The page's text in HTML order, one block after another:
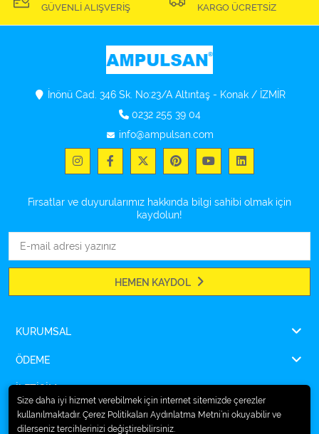
GÜVENLİ ALIŞVERİŞ KARGO ÜCRETSİZ
İnönü Cad. 346 Sk. No:23/A Altıntaş - Konak / İZMİR
0232 255 39 04
info@ampulsan.com
Fırsatlar ve duyurularımız hakkında bilgi sahibi olmak için
kaydolun!
HEMEN KAYDOL
KURUMSAL
ÖDEME
İLETİŞİM
Size daha iyi hizmet verebilmek için internet sitemizde çerezler
kullanılmaktadır. Çerez Politikaları Aydınlatma Metni’ni okuyabilir ve
dilerseniz tercihlerinizi değiştirebilirsiniz.